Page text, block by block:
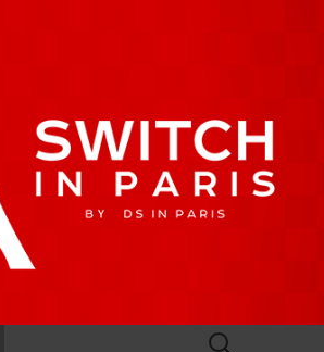
Rechercher :